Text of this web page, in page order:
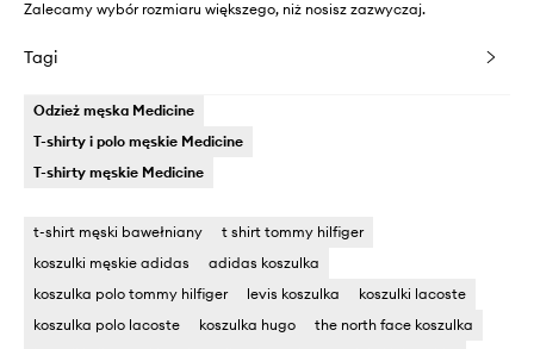
Zalecamy wybór rozmiaru większego, niż nosisz zazwyczaj.
Tagi
Odzież męska Medicine
T-shirty i polo męskie Medicine
T-shirty męskie Medicine
t-shirt męski bawełniany
t shirt tommy hilfiger
koszulki męskie adidas
adidas koszulka
koszulka polo tommy hilfiger
levis koszulka
koszulki lacoste
koszulka polo lacoste
koszulka hugo
the north face koszulka